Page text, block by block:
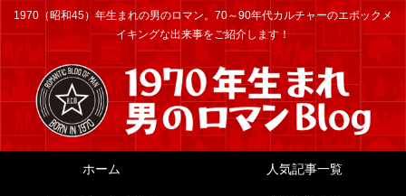
1970（昭和45）年生まれの男のロマン。70～90年代カルチャーのエポックメ
イキングな出来事をご紹介します！
ホーム 人気記事一覧